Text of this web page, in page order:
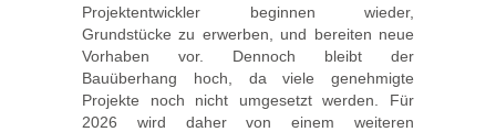
Projektentwickler beginnen wieder,
Grundstücke zu erwerben, und bereiten neue
Vorhaben vor. Dennoch bleibt der
Bauüberhang hoch, da viele genehmigte
Projekte noch nicht umgesetzt werden. Für
2026 wird daher von einem weiteren